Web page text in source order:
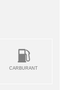
CARBURANT